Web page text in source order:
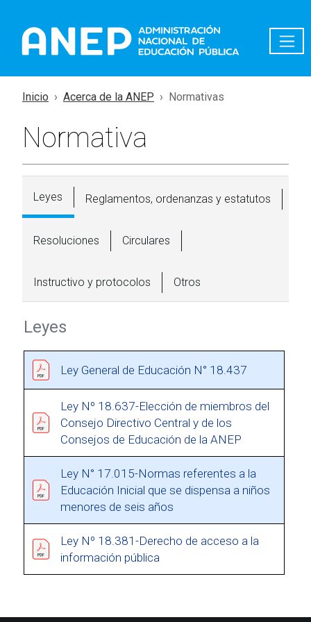
Inicio Acerca de la ANEP Normativas
Normativa
Leyes Reglamentos, ordenanzas y estatutos
Resoluciones Circulares
Instructivo y protocolos Otros
Leyes
Ley General de Educación N° 18.437
Ley Nº 18.637-Elección de miembros del
Consejo Directivo Central y de los
Consejos de Educación de la ANEP
Ley N° 17.015-Normas referentes a la
Educación Inicial que se dispensa a niños
menores de seis años
Ley Nº 18.381-Derecho de acceso a la
información pública